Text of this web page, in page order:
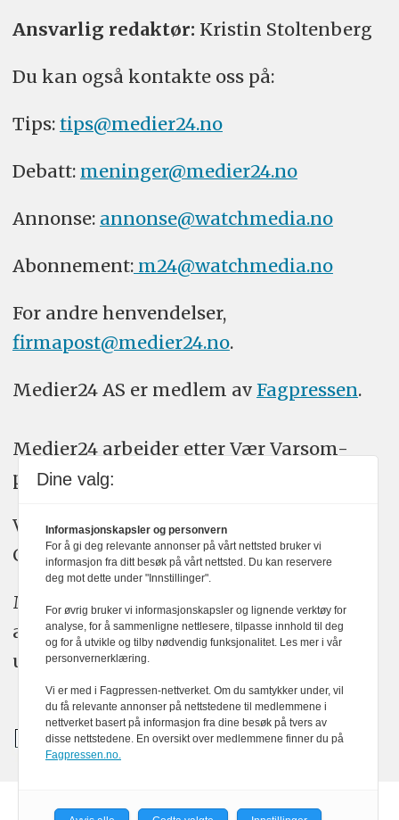
Ansvarlig redaktør: Kristin Stoltenberg
Du kan også kontakte oss på:
Tips: tips@medier24.no
Debatt: meninger@medier24.no
Annonse: annonse@watchmedia.no
Abonnement:m24@watchmedia.no
For andre henvendelser,
firmapost@medier24.no.
Medier24 AS er medlem av Fagpressen.
Medier24 arbeider etter Vær Varsom-
plakatens regler for god presseskikk.
Vi bruker KI-verktøy som ChatGPT,
Claude, og Gemini i journalistikken vår.
Medier24s redaksjon har alltid det fulle
ansvar for publisert innhold, med eller
uten bruk av kunstig intelligens.
Dine valg:
Informasjonskapsler og personvern
For å gi deg relevante annonser på vårt nettsted bruker vi
informasjon fra ditt besøk på vårt nettsted. Du kan reservere
deg mot dette under "Innstillinger".
For øvrig bruker vi informasjonskapsler og lignende verktøy for
analyse, for å sammenligne nettlesere, tilpasse innhold til deg
og for å utvikle og tilby nødvendig funksjonalitet. Les mer i vår
personvernerklæring.
Vi er med i Fagpressen-nettverket. Om du samtykker under, vil
du få relevante annonser på nettstedene til medlemmene i
nettverket basert på informasjon fra dine besøk på tvers av
disse nettstedene. En oversikt over medlemmene finner du på
Fagpressen.no.